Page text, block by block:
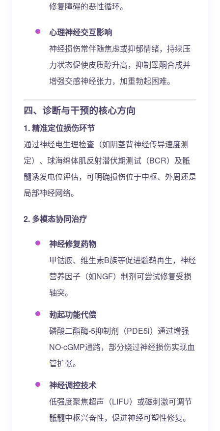
修复障碍的恶性循环。
心理神经交互影响
神经损伤常伴随焦虑或抑郁情绪，持续压
力状态促使皮质醇升高，抑制睾酮合成并
增强交感神经张力，加重勃起困难。
四、诊断与干预的核心方向
1. 精准定位损伤环节
通过神经电生理检查（如阴茎背神经传导速度测
定）、球海绵体肌反射潜伏期测试（BCR）及骶
髓诱发电位评估，可明确损伤位于中枢、外周还是
局部神经网络。
2. 多模态协同治疗
神经修复药物
甲钴胺、维生素B族等促进髓鞘再生，神经
营养因子（如NGF）制剂可尝试修复受损
轴突。
勃起功能代偿
磷酸二酯酶-5抑制剂（PDE5i）通过增强
NO-cGMP通路，部分绕过神经损伤实现血
管扩张。
神经调控技术
低强度聚焦超声（LIFU）或磁刺激可调节
骶髓中枢兴奋性，促进神经可塑性修复。